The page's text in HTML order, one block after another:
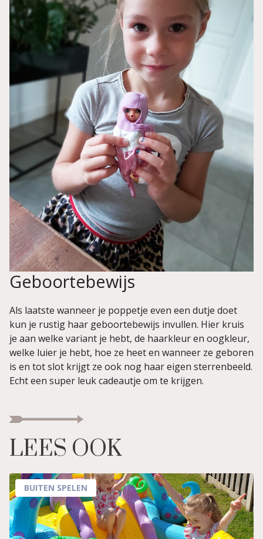
Geboortebewijs
Als laatste wanneer je poppetje even een dutje doet
kun je rustig haar geboortebewijs invullen. Hier kruis
je aan welke variant je hebt, de haarkleur en oogkleur,
welke luier je hebt, hoe ze heet en wanneer ze geboren
is en tot slot krijgt ze ook nog haar eigen sterrenbeeld.
Echt een super leuk cadeautje om te krijgen.
LEES OOK
BUITEN SPELEN